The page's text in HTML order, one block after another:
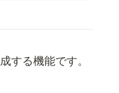
する機能です。